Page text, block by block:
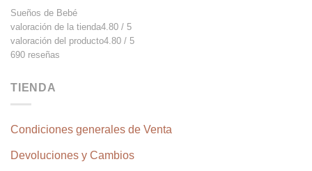
Sueños de Bebé
valoración de la tienda4.80 / 5
valoración del producto4.80 / 5
690 reseñas
TIENDA
Condiciones generales de Venta
Devoluciones y Cambios